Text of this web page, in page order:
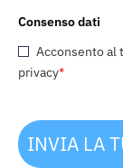
Consenso dati
Acconsento al
privacy*
INVIA LA